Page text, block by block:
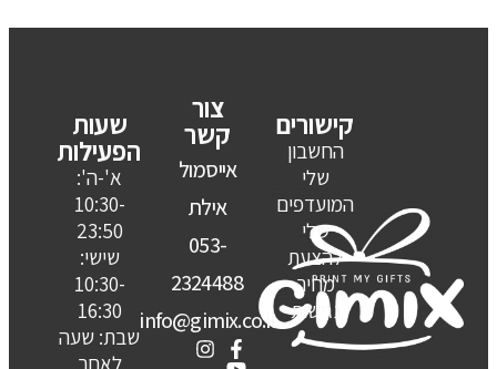
קישורים
החשבון
שלי
המועדפים
שלי
להצעת
מחיר
נגישות
צור
קשר
אייסמול
אילת
053-
2324488
info@gimix.co.il
שעות
הפעילות
א'-ה':
10:30-
23:50
שישי:
10:30-
16:30
שבת: שעה
לאחר